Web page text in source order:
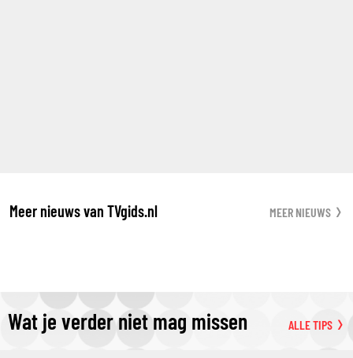
Meer nieuws van TVgids.nl MEER NIEUWS
Wat je verder niet mag missen ALLE TIPS